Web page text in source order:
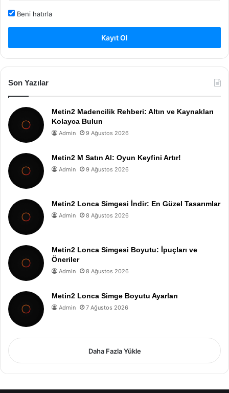
Beni hatırla
Kayıt Ol
Son Yazılar
Metin2 Madencilik Rehberi: Altın ve Kaynakları
Kolayca Bulun
Admin 9 Ağustos 2026
Metin2 M Satın Al: Oyun Keyfini Artır!
Admin 9 Ağustos 2026
Metin2 Lonca Simgesi İndir: En Güzel Tasarımlar
Admin 8 Ağustos 2026
Metin2 Lonca Simgesi Boyutu: İpuçları ve
Öneriler
Admin 8 Ağustos 2026
Metin2 Lonca Simge Boyutu Ayarları
Admin 7 Ağustos 2026
Daha Fazla Yükle